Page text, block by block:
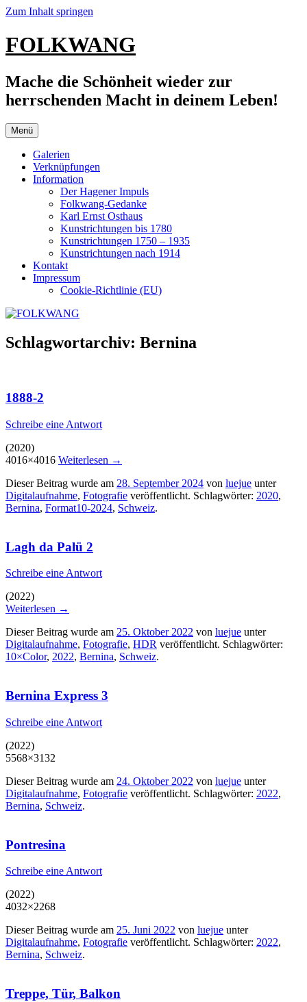
Zum Inhalt springen
FOLKWANG
Mache die Schönheit wieder zur
herrschenden Macht in deinem Leben!
Menü
Galerien
Verknüpfungen
Information
Der Hagener Impuls
Folkwang-Gedanke
Karl Ernst Osthaus
Kunstrichtungen bis 1780
Kunstrichtungen 1750 – 1935
Kunstrichtungen nach 1914
Kontakt
Impressum
Cookie-Richtlinie (EU)
Schlagwortarchiv: Bernina
1888-2
Schreibe eine Antwort
(2020)
4016×4016 Weiterlesen →
Dieser Beitrag wurde am 28. September 2024 von luejue unter
Digitalaufnahme, Fotografie veröffentlicht. Schlagwörter: 2020,
Bernina, Format10-2024, Schweiz.
Lagh da Palü 2
Schreibe eine Antwort
(2022)
Weiterlesen →
Dieser Beitrag wurde am 25. Oktober 2022 von luejue unter
Digitalaufnahme, Fotografie, HDR veröffentlicht. Schlagwörter:
10×Color, 2022, Bernina, Schweiz.
Bernina Express 3
Schreibe eine Antwort
(2022)
5568×3132
Dieser Beitrag wurde am 24. Oktober 2022 von luejue unter
Digitalaufnahme, Fotografie veröffentlicht. Schlagwörter: 2022,
Bernina, Schweiz.
Pontresina
Schreibe eine Antwort
(2022)
4032×2268
Dieser Beitrag wurde am 25. Juni 2022 von luejue unter
Digitalaufnahme, Fotografie veröffentlicht. Schlagwörter: 2022,
Bernina, Schweiz.
Treppe, Tür, Balkon